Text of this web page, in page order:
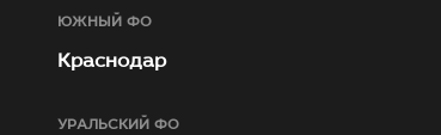
ЮЖНЫЙ ФО
Краснодар
УРАЛЬСКИЙ ФО